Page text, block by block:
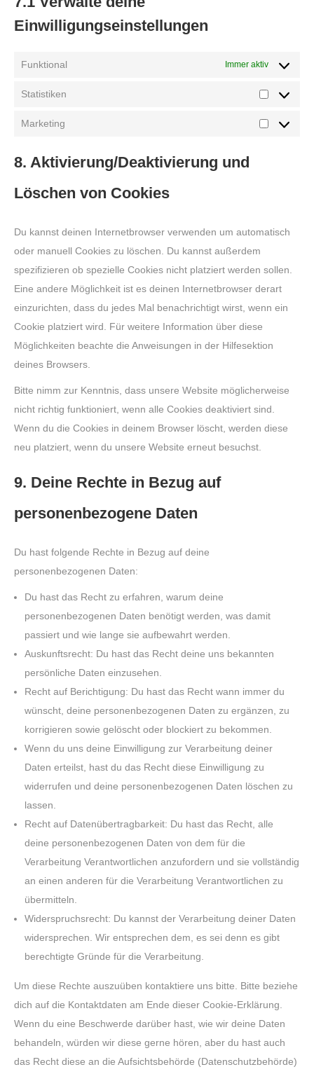
Einwilligungseinstellungen
Funktional Immer aktiv
Statistiken
Marketing
8. Aktivierung/Deaktivierung und
Löschen von Cookies
Du kannst deinen Internetbrowser verwenden um automatisch
oder manuell Cookies zu löschen. Du kannst außerdem
spezifizieren ob spezielle Cookies nicht platziert werden sollen.
Eine andere Möglichkeit ist es deinen Internetbrowser derart
einzurichten, dass du jedes Mal benachrichtigt wirst, wenn ein
Cookie platziert wird. Für weitere Information über diese
Möglichkeiten beachte die Anweisungen in der Hilfesektion
deines Browsers.
Bitte nimm zur Kenntnis, dass unsere Website möglicherweise
nicht richtig funktioniert, wenn alle Cookies deaktiviert sind.
Wenn du die Cookies in deinem Browser löscht, werden diese
neu platziert, wenn du unsere Website erneut besuchst.
9. Deine Rechte in Bezug auf
personenbezogene Daten
Du hast folgende Rechte in Bezug auf deine
personenbezogenen Daten:
Du hast das Recht zu erfahren, warum deine
personenbezogenen Daten benötigt werden, was damit
passiert und wie lange sie aufbewahrt werden.
Auskunftsrecht: Du hast das Recht deine uns bekannten
persönliche Daten einzusehen.
Recht auf Berichtigung: Du hast das Recht wann immer du
wünscht, deine personenbezogenen Daten zu ergänzen, zu
korrigieren sowie gelöscht oder blockiert zu bekommen.
Wenn du uns deine Einwilligung zur Verarbeitung deiner
Daten erteilst, hast du das Recht diese Einwilligung zu
widerrufen und deine personenbezogenen Daten löschen zu
lassen.
Recht auf Datenübertragbarkeit: Du hast das Recht, alle
deine personenbezogenen Daten von dem für die
Verarbeitung Verantwortlichen anzufordern und sie vollständig
an einen anderen für die Verarbeitung Verantwortlichen zu
übermitteln.
Widerspruchsrecht: Du kannst der Verarbeitung deiner Daten
widersprechen. Wir entsprechen dem, es sei denn es gibt
berechtigte Gründe für die Verarbeitung.
Um diese Rechte auszuüben kontaktiere uns bitte. Bitte beziehe
dich auf die Kontaktdaten am Ende dieser Cookie-Erklärung.
Wenn du eine Beschwerde darüber hast, wie wir deine Daten
behandeln, würden wir diese gerne hören, aber du hast auch
das Recht diese an die Aufsichtsbehörde (Datenschutzbehörde)